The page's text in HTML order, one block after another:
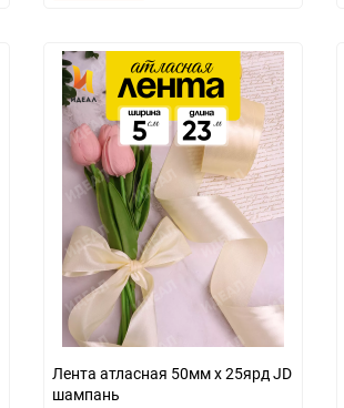
Лента атласная 50мм х 25ярд JD
шампань